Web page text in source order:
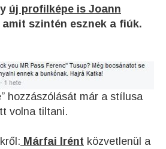
új profilképe is Joann
amit szintén esznek a fiúk.
hozzászólását már a stílusa
volna tiltani.
Márfai Irént közvetlenül a